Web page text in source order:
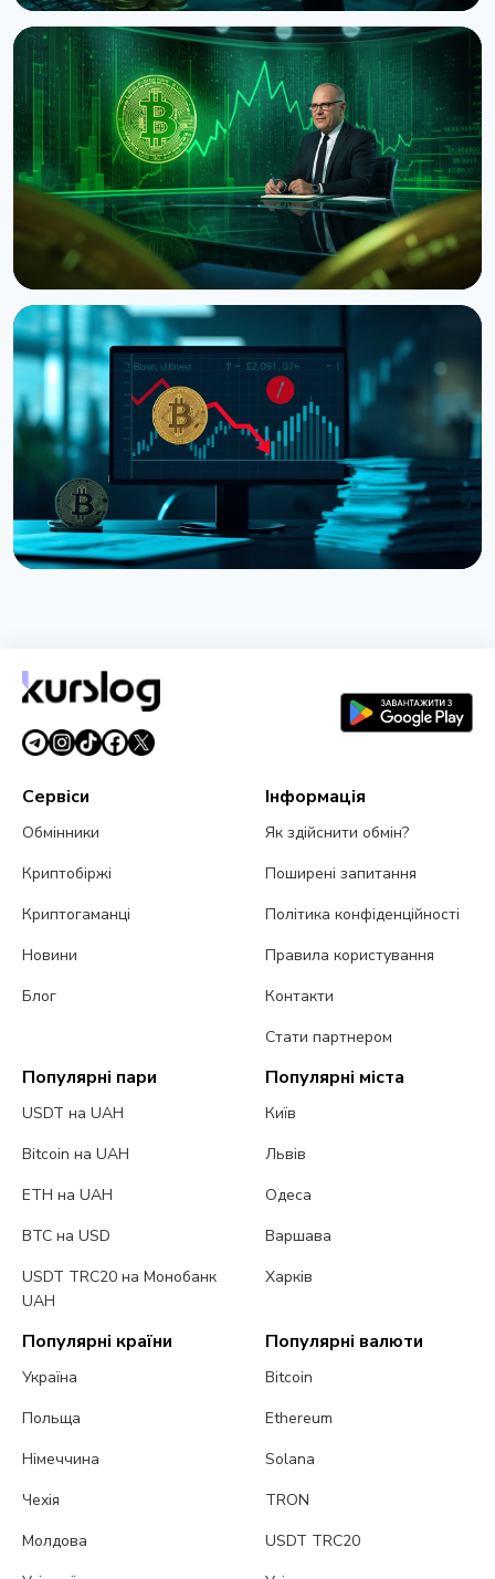
НОВИНА
Bitcoin показує death cross попри стрибок до $65
300 на даних США
8 серпня 2026 р.5 хв читання
Ведучий CNBC Джим Крамер продає Bitcoin через
квантову загрозу від IBM
5 серпня 2026 р. 4 хв читання
31 липня 2026 р.5 хв читання
Сервіси
Обмінники
Криптобіржі
Криптогаманці
Новини
Блог
Інформація
Як здійснити обмін?
Поширені запитання
Політика конфіденційності
Правила користування
Контакти
Стати партнером
Популярні пари
USDT на UAH
Bitcoin на UAH
ETH на UAH
BTC на USD
USDT TRC20 на Монобанк
UAH
Популярні міста
Київ
Львів
Одеса
Варшава
Харків
Популярні країни
Україна
Польща
Німеччина
Чехія
Молдова
Популярні валюти
Bitcoin
Ethereum
Solana
TRON
USDT TRC20